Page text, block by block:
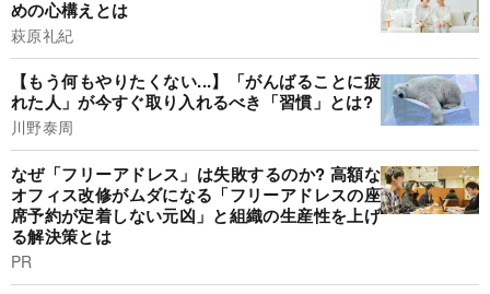
めの心構えとは
萩原礼紀
【もう何もやりたくない...】「がんばることに疲
れた人」が今すぐ取り入れるべき「習慣」とは?
川野泰周
なぜ「フリーアドレス」は失敗するのか? 高額な
オフィス改修がムダになる「フリーアドレスの座
席予約が定着しない元凶」と組織の生産性を上げ
る解決策とは
PR